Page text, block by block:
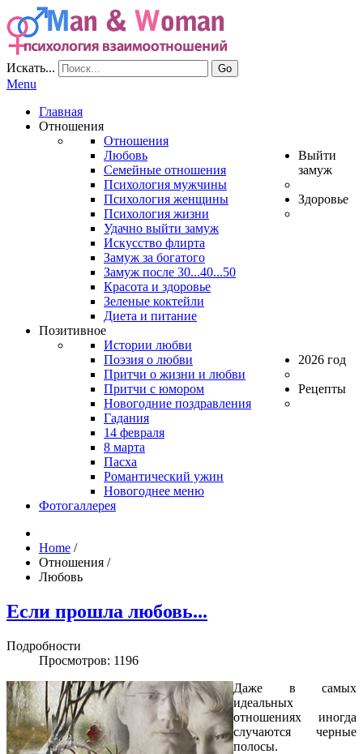
Искать... Go
Menu
Главная
Отношения
Отношения
Любовь
Семейные отношения
Психология мужчины
Психология женщины
Психология жизни
Выйти
замуж
Удачно выйти замуж
Искусство флирта
Замуж за богатого
Замуж после 30...40...50
Здоровье
Красота и здоровье
Зеленые коктейли
Диета и питание
Позитивное
Истории любви
Поэзия о любви
Притчи о жизни и любви
Притчи с юмором
2026 год
Новогодние поздравления
Гадания
14 февраля
8 марта
Рецепты
Пасха
Романтический ужин
Новогоднее меню
Фотогаллерея
Home /
Отношения /
Любовь
Если прошла любовь...
Подробности
Просмотров: 1196
Даже в самых
идеальных
отношениях иногда
случаются черные
полосы.